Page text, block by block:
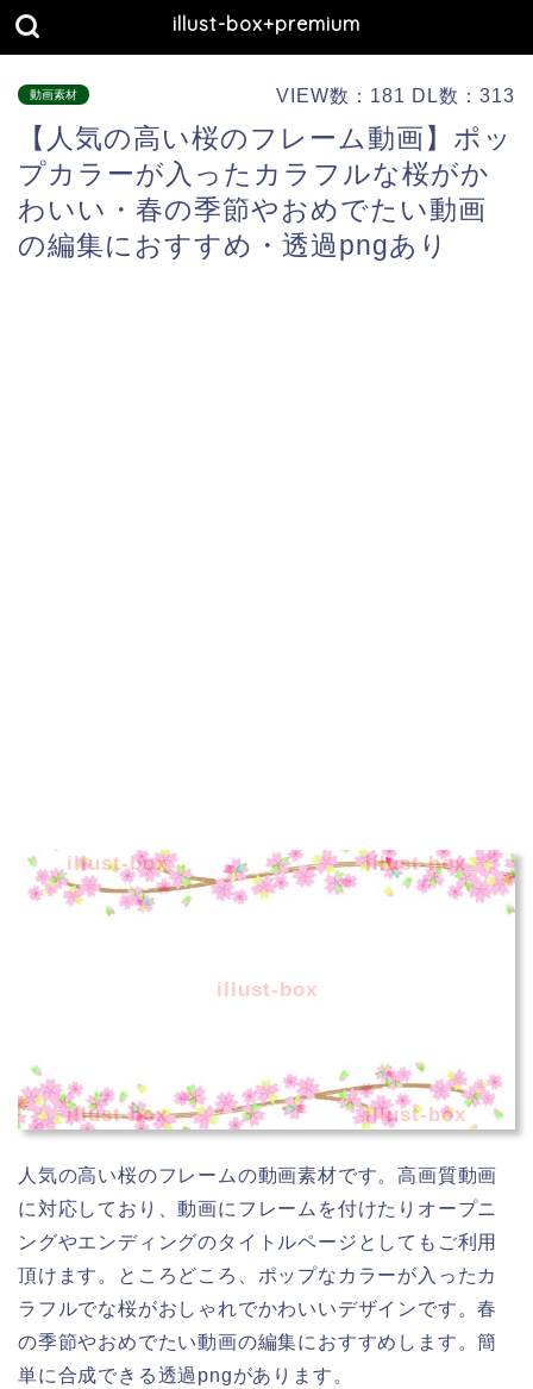
illust-box+premium
動画素材 VIEW数：181 DL数：313
【人気の高い桜のフレーム動画】ポッ
プカラーが入ったカラフルな桜がか
わいい・春の季節やおめでたい動画
の編集におすすめ・透過pngあり
illust-box
illust-box illust-box
illust-box illust-box
人気の高い桜のフレームの動画素材です。高画質動画
に対応しており、動画にフレームを付けたりオープニ
ングやエンディングのタイトルページとしてもご利用
頂けます。ところどころ、ポップなカラーが入ったカ
ラフルでな桜がおしゃれでかわいいデザインです。春
の季節やおめでたい動画の編集におすすめします。簡
単に合成できる透過pngがあります。